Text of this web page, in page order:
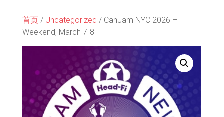
首页/ Uncategorized / CanJam NYC 2026 –
Weekend, March 7-8